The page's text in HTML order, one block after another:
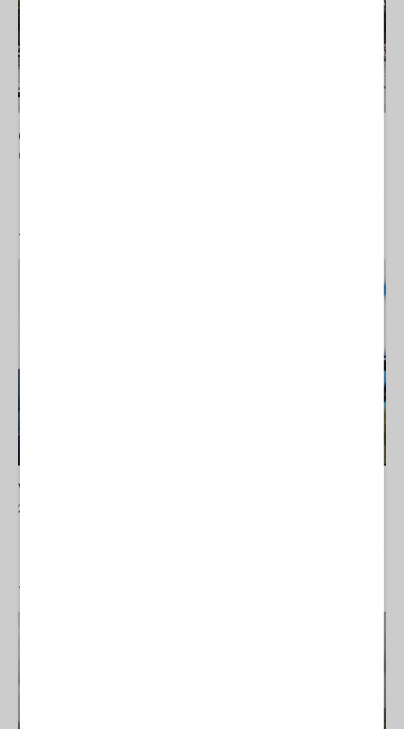
Ceuta, perché non mi aspetto più nulla dall'UE
02 Agosto 2026 16:00
#
Venezuela, sotto il cielo stretto nell'assedio
28 Luglio 2026 15:17
#